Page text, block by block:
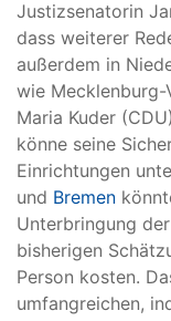
Justizsenatorin
dass weiterer
außerdem in
wie
Maria Kuder
könne seine
Einrichtungen
und Bremen
Unterbringung
bisherigen
Person kosten.
umfangreichen,